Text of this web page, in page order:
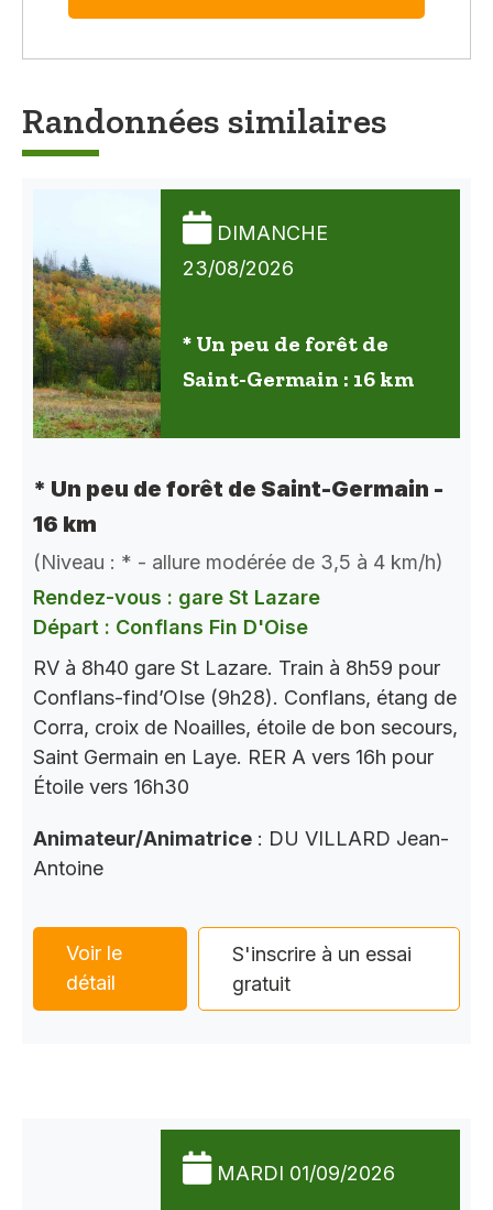
Randonnées similaires
DIMANCHE
23/08/2026
* Un peu de forêt de
Saint-Germain : 16 km
* Un peu de forêt de Saint-Germain -
16 km
(Niveau : * - allure modérée de 3,5 à 4 km/h)
Rendez-vous : gare St Lazare
Départ : Conflans Fin D'Oise
RV à 8h40 gare St Lazare. Train à 8h59 pour
Conflans-find’OIse (9h28). Conflans, étang de
Corra, croix de Noailles, étoile de bon secours,
Saint Germain en Laye. RER A vers 16h pour
Étoile vers 16h30
Animateur/Animatrice : DU VILLARD Jean-
Antoine
Voir le
détail
S'inscrire à un essai
gratuit
MARDI 01/09/2026